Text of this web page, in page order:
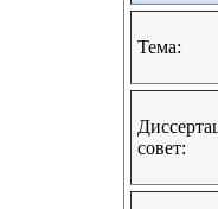
Тема:
совет: